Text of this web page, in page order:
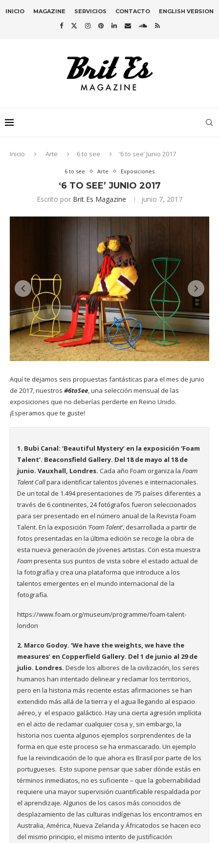
INICIO MAGAZINE SERVICIOS CONTACTO ENGLISH VERSION
Inicio Arte 6 to see ‘6 to see’ Junio 2017
6 to see Arte Exposiciones
‘6 TO SEE’ JUNIO 2017
Escrito por Brit Es Magazine junio 7, 2017
Aquí te dejamos seis propuestas fantásticas para el mes de junio
de 2017, nuestros #6toSee, una selección mensual de las
exposiciones que no deberías perderte en Reino Unido.
¡Esperamos que te guste!
1. Bubi Canal: ‘Beautiful Mystery’ en la exposición ‘Foam
Talent’. Beaconsfield Gallery. Del 18 de mayo al 18 de
junio. Vauxhall, Londres. Cada año Foam organiza la Foam
Talent Callpara identificar talentos jóvenes e internacionales.
De un total de 1.494 presentaciones de 75 países diferentes a
través de 6 continentes, 24 fotógrafos fueron seleccionados
para ser presentado en el número anual de la Revista Foam
Talent. En la exposición ‘Foam Talent’, desarrollada a partir de
fotos presentadas en la última edición se recoge la obra de
esta nueva generación de jóvenes artistas. Con esta muestra
Foampresenta sus puntos de vista sobre el estado actual de
la fotografía y crea una plataforma que introduce a los
talentos emergentes en el mundo internacional de la
fotografía.
https://www.foam.org/museum/programme/foam-talent-
london
2. Marco Godoy. ‘We have the weights, we have the
measures’ en Copperfield Gallery. Del 1 de junio al 29 de
julio. Londres. Desde los albores de la civilización, los seres
humanos han intentado delinear y reclamar los territorios,
pero en la historia más reciente estas afirmaciones se han
extendido más allá de la tierra y el agua llegando al espacio
aéreo, y el espacio galáctico. Hay una cierta agresión implícita
en el acto de reclamar cualquier cosa y, sin embargo, la
historia nos cuenta algunos ejemplos sorprendentes de la
forma en que este proceso se ha enmascarado. Un ejemplo
fue la reivindicación de lo que ahora es Brasil por parte de los
portugueses. Esto supone pensar que saber dónde estás en
términos inmediatos, no es suficiente – que la gobernabilidad
requiere una mayor supervisión cuantificable respaldada por
el aprendizaje. Algunos de los casos más conocidos de
desplazamiento de las culturas indígenas los encontramos en
Australia, América, Nueva Zelanda y Áfricatodos se hacen eco
del mismo principio, el mismo intento de justificación